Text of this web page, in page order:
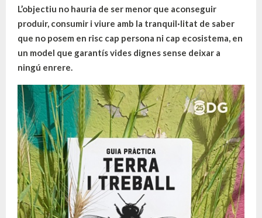
L’objectiu no hauria de ser menor que aconseguir
produir, consumir i viure amb la tranquil·litat de saber
que no posem en risc cap persona ni cap ecosistema, en
un model que garantís vides dignes sense deixar a
ningú enrere.